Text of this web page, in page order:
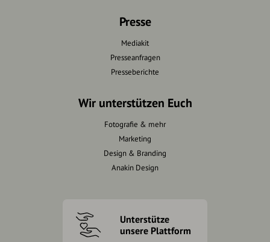
Presse
Mediakit
Presseanfragen
Presseberichte
Wir unterstützen Euch
Fotografie & mehr
Marketing
Design & Branding
Anakin Design
Unterstütze
unsere Plattform